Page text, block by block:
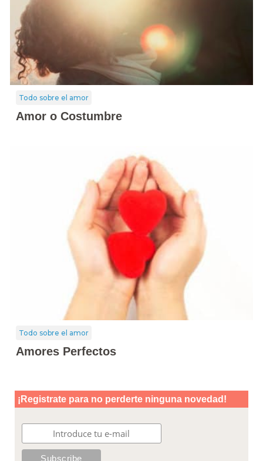
Todo sobre el amor
Amor o Costumbre
Todo sobre el amor
Amores Perfectos